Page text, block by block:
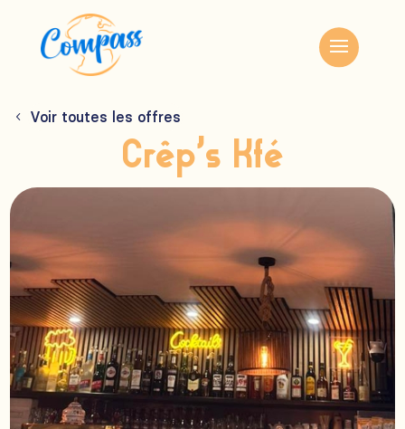
Voir toutes les offres
Crêp’s Kfé